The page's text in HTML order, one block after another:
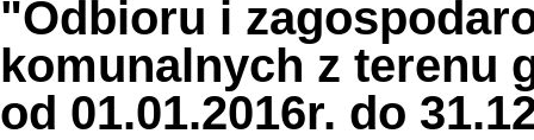
"Odbioru i
komunalnych z terenu
od 01.01.2016r. do